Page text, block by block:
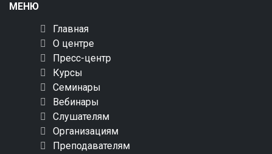
МЕНЮ
Главная
О центре
Пресс-центр
Курсы
Семинары
Вебинары
Слушателям
Организациям
Преподавателям